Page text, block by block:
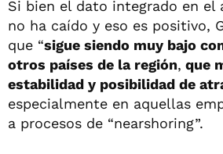
Si bien el dato integrado en el
no ha caído y eso es positivo,
que “sigue siendo muy bajo
otros países de la región, que
estabilidad y posibilidad de
especialmente en aquellas
a procesos de “nearshoring”.